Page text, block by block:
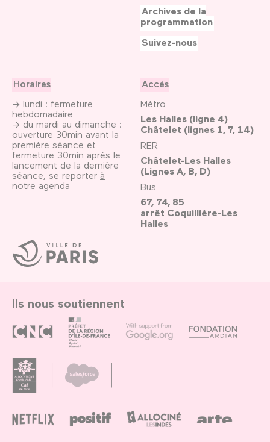
Ville
de
Paris
Horaires
→ lundi : fermeture
hebdomadaire
→ du mardi au dimanche :
ouverture 30min avant la
première séance et
fermeture 30min après le
lancement de la dernière
séance, se reporter à
notre agenda
Accès
Métro
Les Halles (ligne 4)
Châtelet (lignes 1, 7, 14)
RER
Châtelet-Les Halles
(Lignes A, B, D)
Bus
67, 74, 85
arrêt Coquillière-Les
Halles
Archives de la
programmation
Suivez-nous
Ils nous soutiennent